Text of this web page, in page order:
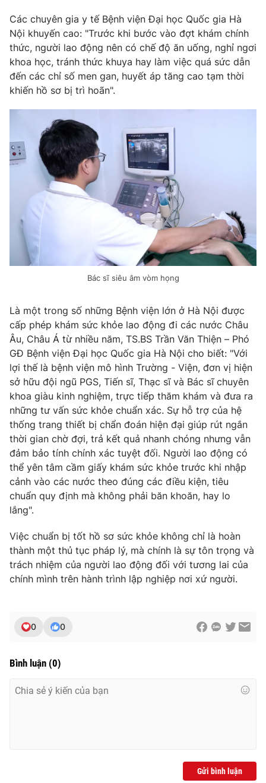
Các chuyên gia y tế Bệnh viện Đại học Quốc gia Hà
Nội khuyến cao: "Trước khi bước vào đợt khám chính
thức, người lao động nên có chế độ ăn uống, nghỉ ngơi
khoa học, tránh thức khuya hay làm việc quá sức dẫn
đến các chỉ số men gan, huyết áp tăng cao tạm thời
khiến hồ sơ bị trì hoãn".
Bác sĩ siêu âm vòm họng
Là một trong số những Bệnh viện lớn ở Hà Nội được
cấp phép khám sức khỏe lao động đi các nước Châu
Âu, Châu Á từ nhiều năm, TS.BS Trần Văn Thiện – Phó
GĐ Bệnh viện Đại học Quốc gia Hà Nội cho biết: "Với
lợi thế là bệnh viện mô hình Trường - Viện, đơn vị hiện
sở hữu đội ngũ PGS, Tiến sĩ, Thạc sĩ và Bác sĩ chuyên
khoa giàu kinh nghiệm, trực tiếp thăm khám và đưa ra
những tư vấn sức khỏe chuẩn xác. Sự hỗ trợ của hệ
thống trang thiết bị chẩn đoán hiện đại giúp rút ngắn
thời gian chờ đợi, trả kết quả nhanh chóng nhưng vẫn
đảm bảo tính chính xác tuyệt đối. Người lao động có
thể yên tâm cầm giấy khám sức khỏe trước khi nhập
cảnh vào các nước theo đúng các điều kiện, tiêu
chuẩn quy định mà không phải băn khoăn, hay lo
lắng".
Việc chuẩn bị tốt hồ sơ sức khỏe không chỉ là hoàn
thành một thủ tục pháp lý, mà chính là sự tôn trọng và
trách nhiệm của người lao động đối với tương lai của
chính mình trên hành trình lập nghiệp nơi xứ người.
0 0
Bình luận (0)
Gửi bình luận